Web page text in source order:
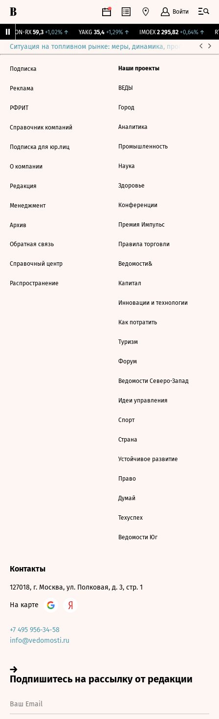
Войти
VEON-RX 59,3 +1,02%↑ YAKG 35,4 +1,29%↑ IMOEX 2 295,82 +0,64%↑
Ситуация на топливном рынке: меры, динамика, прогнозы
Подписка
Реклама
РФРИТ
Справочник компаний
Подписка для юр.лиц
О компании
Редакция
Менеджмент
Архив
Обратная связь
Справочный центр
Распространение
Наши проекты
ВЕДЫ
Город
Аналитика
Промышленность
Наука
Здоровье
Конференции
Премия Импульс
Правила торговли
Ведомости&
Капитал
Инновации и технологии
Как потратить
Туризм
Форум
Ведомости Северо-Запад
Идеи управления
Спорт
Страна
Устойчивое развитие
Право
Думай
Техуспех
Ведомости Юг
Контакты
127018, г. Москва, ул. Полковая, д. 3, стр. 1
На карте
+7 495 956-34-58
info@vedomosti.ru